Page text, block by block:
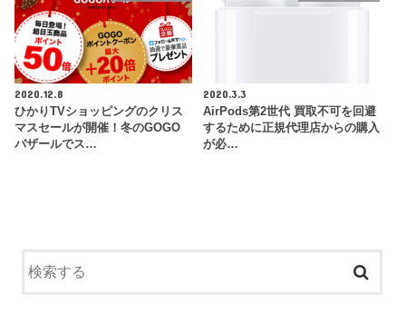
2020.12.8
ひかりTVショッピングのクリス
マスセールが開催！冬のGOGO
バザールでス…
2020.3.3
AirPods第2世代 買取不可を回避
するために正規代理店からの購入
が必…